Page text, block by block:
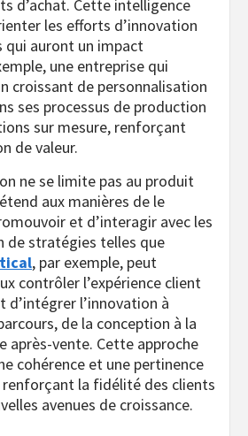
d’achat. Cette intelligence
les efforts d’innovation
qui auront un impact
une entreprise qui
croissant de personnalisation
ses processus de production
sur mesure, renforçant
de valeur.
ne se limite pas au produit
aux manières de le
et d’interagir avec les
de stratégies telles que
, par exemple, peut
contrôler l’expérience client
d’intégrer l’innovation à
de la conception à la
après-vente. Cette approche
cohérence et une pertinence
renforçant la fidélité des clients
avenues de croissance.